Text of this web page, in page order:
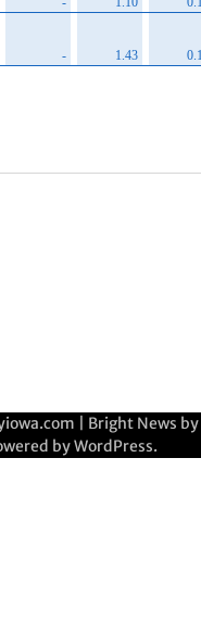
| Bright News by
byWordPress.